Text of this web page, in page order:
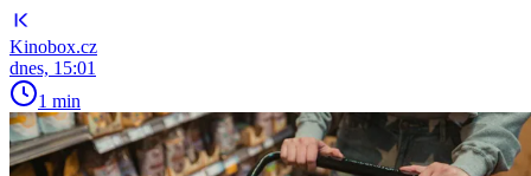
Kinobox.cz
dnes, 15:01
1 min